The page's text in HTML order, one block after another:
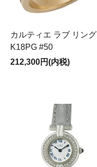
カルティエ ラブ リング
K18PG #50
212,300円(内税)